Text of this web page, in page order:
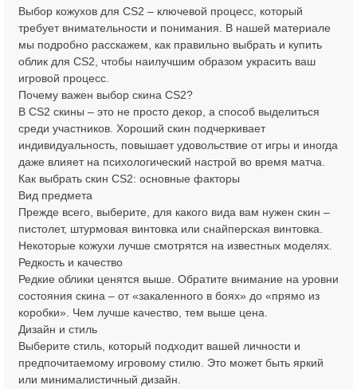
s
Выбор кожухов для CS2 – ключевой процесс, который
требует внимательности и понимания. В нашей материале
мы подробно расскажем, как правильно выбрать и купить
облик для CS2, чтобы наилучшим образом украсить ваш
игровой процесс.
Почему важен выбор скина CS2?
В CS2 скины – это не просто декор, а способ выделиться
среди участников. Хороший скин подчеркивает
индивидуальность, повышает удовольствие от игры и иногда
даже влияет на психологический настрой во время матча.
Как выбрать скин CS2: основные факторы
Вид предмета
Прежде всего, выберите, для какого вида вам нужен скин –
пистолет, штурмовая винтовка или снайперская винтовка.
Некоторые кожухи лучше смотрятся на известных моделях.
Редкость и качество
Редкие облики ценятся выше. Обратите внимание на уровни
состояния скина – от «закаленного в боях» до «прямо из
коробки». Чем лучше качество, тем выше цена.
Дизайн и стиль
Выберите стиль, который подходит вашей личности и
предпочитаемому игровому стилю. Это может быть яркий
или минималистичный дизайн.